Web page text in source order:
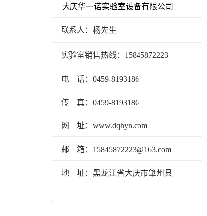
大庆华一诺实验室设备有限公司
联系人：杨先生
实验室销售热线：15845872223
电 话：0459-8193186
传 真：0459-8193186
网 址：www.dqhyn.com
邮 箱：15845872223@163.com
地 址：黑龙江省大庆市肇州县